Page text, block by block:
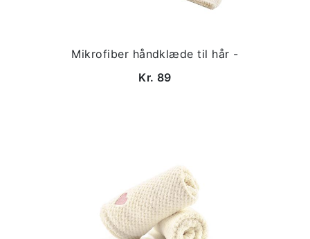
Mikrofiber håndklæde til hår -
Kr. 89